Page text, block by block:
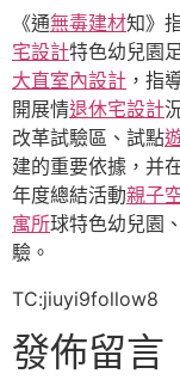
《通無毒建材知》
宅設計特色幼兒園
大直室內設計 ，指
開展情退休宅設計
改革試驗區、試點
建的重要依據，并
年度總結活動親子
寓所球特色幼兒園
驗。
TC:jiuyi9follow8
發佈留言